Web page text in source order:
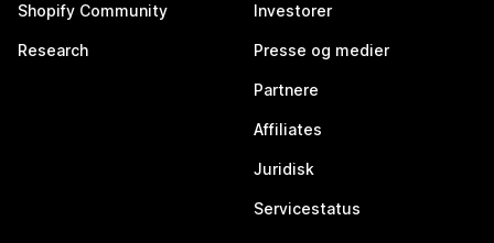
Shopify Community
Research
Investorer
Presse og medier
Partnere
Affiliates
Juridisk
Servicestatus